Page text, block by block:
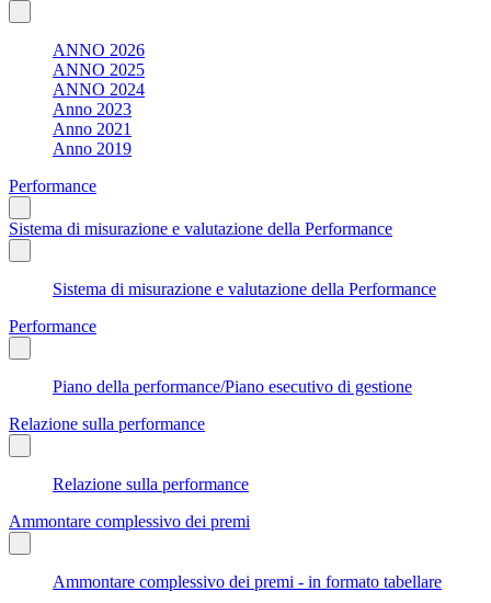
ANNO 2026
ANNO 2025
ANNO 2024
Anno 2023
Anno 2021
Anno 2019
Performance
Sistema di misurazione e valutazione della Performance
Sistema di misurazione e valutazione della Performance
Performance
Piano della performance/Piano esecutivo di gestione
Relazione sulla performance
Relazione sulla performance
Ammontare complessivo dei premi
Ammontare complessivo dei premi - in formato tabellare